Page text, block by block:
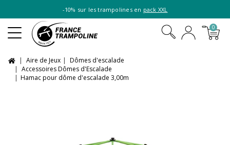
-10% sur les trampolines en pack XXL
0
Aire de Jeux
Dômes d'escalade
Accessoires Dômes d'Escalade
Hamac pour dôme d'escalade 3,00m